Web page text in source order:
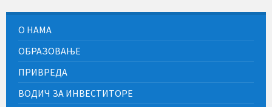
О НАМА
ОБРАЗОВАЊЕ
ПРИВРЕДА
ВОДИЧ ЗА ИНВЕСТИТОРЕ